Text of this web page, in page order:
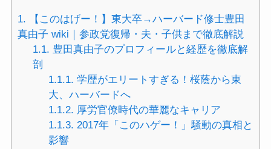
1. 【このはげー！】東大卒→ハーバード修士豊田
真由子 wiki｜参政党復帰・夫・子供まで徹底解説
1.1. 豊田真由子のプロフィールと経歴を徹底解
剖
1.1.1. 学歴がエリートすぎる！桜蔭から東
大、ハーバードへ
1.1.2. 厚労官僚時代の華麗なキャリア
1.1.3. 2017年「このハゲー！」騒動の真相と
影響